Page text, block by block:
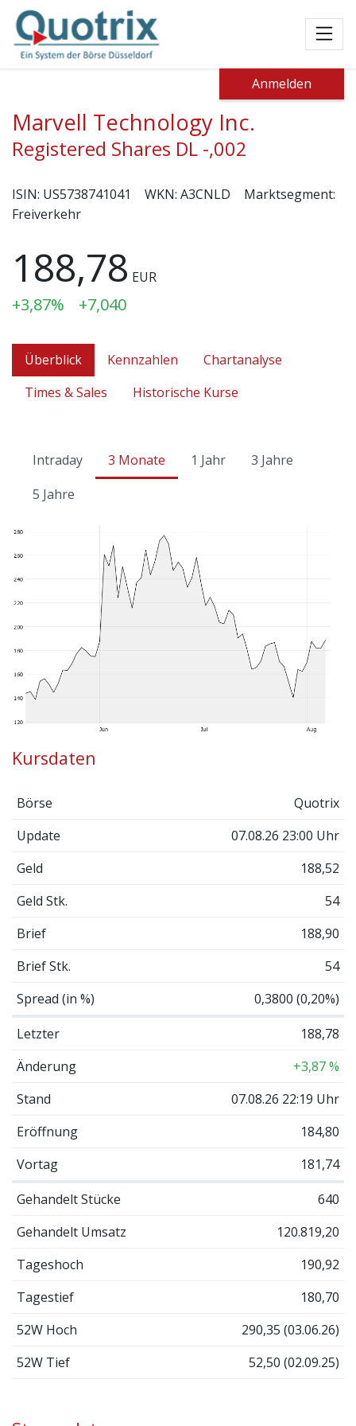
Anmelden
Marvell Technology Inc.
Registered Shares DL -,002
ISIN: US5738741041 WKN: A3CNLD
Marktsegment:
Freiverkehr
188,78 EUR
+3,87% +7,040
Überblick Kennzahlen
Chartanalyse
Times & Sales
Historische Kurse
Intraday 3 Monate 1 Jahr
3 Jahre
5 Jahre
Kursdaten
Börse
Quotrix
Update
07.08.26 23:00 Uhr
Geld
188,52
Geld Stk.
54
Brief
188,90
Brief Stk.
54
Spread (in %)
0,3800 (0,20%)
Letzter
188,78
Änderung
+3,87 %
Stand
07.08.26 22:19 Uhr
Eröffnung
184,80
Vortag
181,74
Gehandelt Stücke
640
Gehandelt Umsatz
120.819,20
Tageshoch
190,92
Tagestief
180,70
52W Hoch
290,35 (03.06.26)
52W Tief
52,50 (02.09.25)